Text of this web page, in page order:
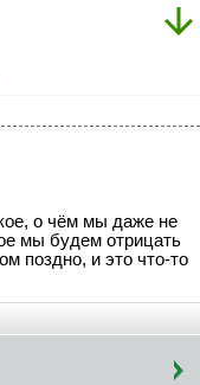
о чём мы даже не
мы будем отрицать
поздно, и это что-то